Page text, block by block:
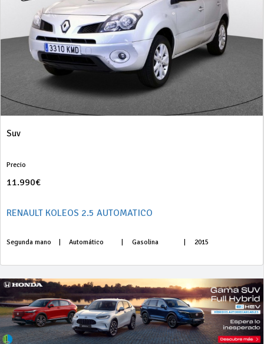
Suv
Precio
11.990€
RENAULT KOLEOS 2.5 AUTOMATICO
Segunda mano Automático Gasolina 2015